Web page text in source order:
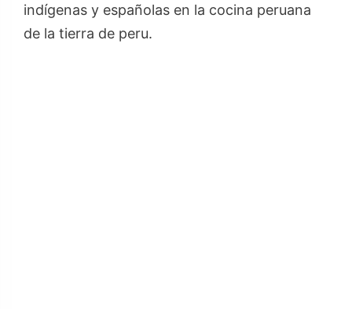
indígenas y españolas en la cocina peruana
de la tierra de peru.